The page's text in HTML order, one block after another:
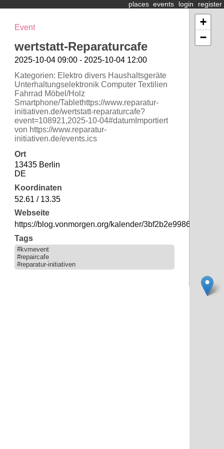
places events login register
Event
wertstatt-Reparaturcafe
2025-10-04 09:00 - 2025-10-04 12:00
Kategorien: Elektro divers Haushaltsgeräte
Unterhaltungselektronik Computer Textilien
Fahrrad Möbel/Holz
Smartphone/Tablethttps://www.reparatur-
initiativen.de/wertstatt-reparaturcafe?
event=108921,2025-10-04#datumImportiert
von https://www.reparatur-
initiativen.de/events.ics
Ort
13435 Berlin
DE
Koordinaten
52.61 / 13.35
Webseite
https://blog.vonmorgen.org/kalender/
Tags
#kvmevent
#repaircafe
#reparatur-initiativen
+
−